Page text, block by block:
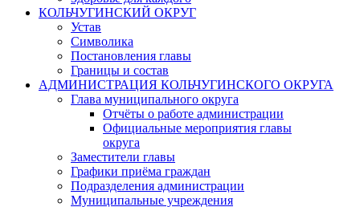
КОЛЬЧУГИНСКИЙ ОКРУГ
Устав
Символика
Постановления главы
Границы и состав
АДМИНИСТРАЦИЯ КОЛЬЧУГИНСКОГО ОКРУГА
Глава муниципального округа
Отчёты о работе администрации
Официальные мероприятия главы
округа
Заместители главы
Графики приёма граждан
Подразделения администрации
Муниципальные учреждения